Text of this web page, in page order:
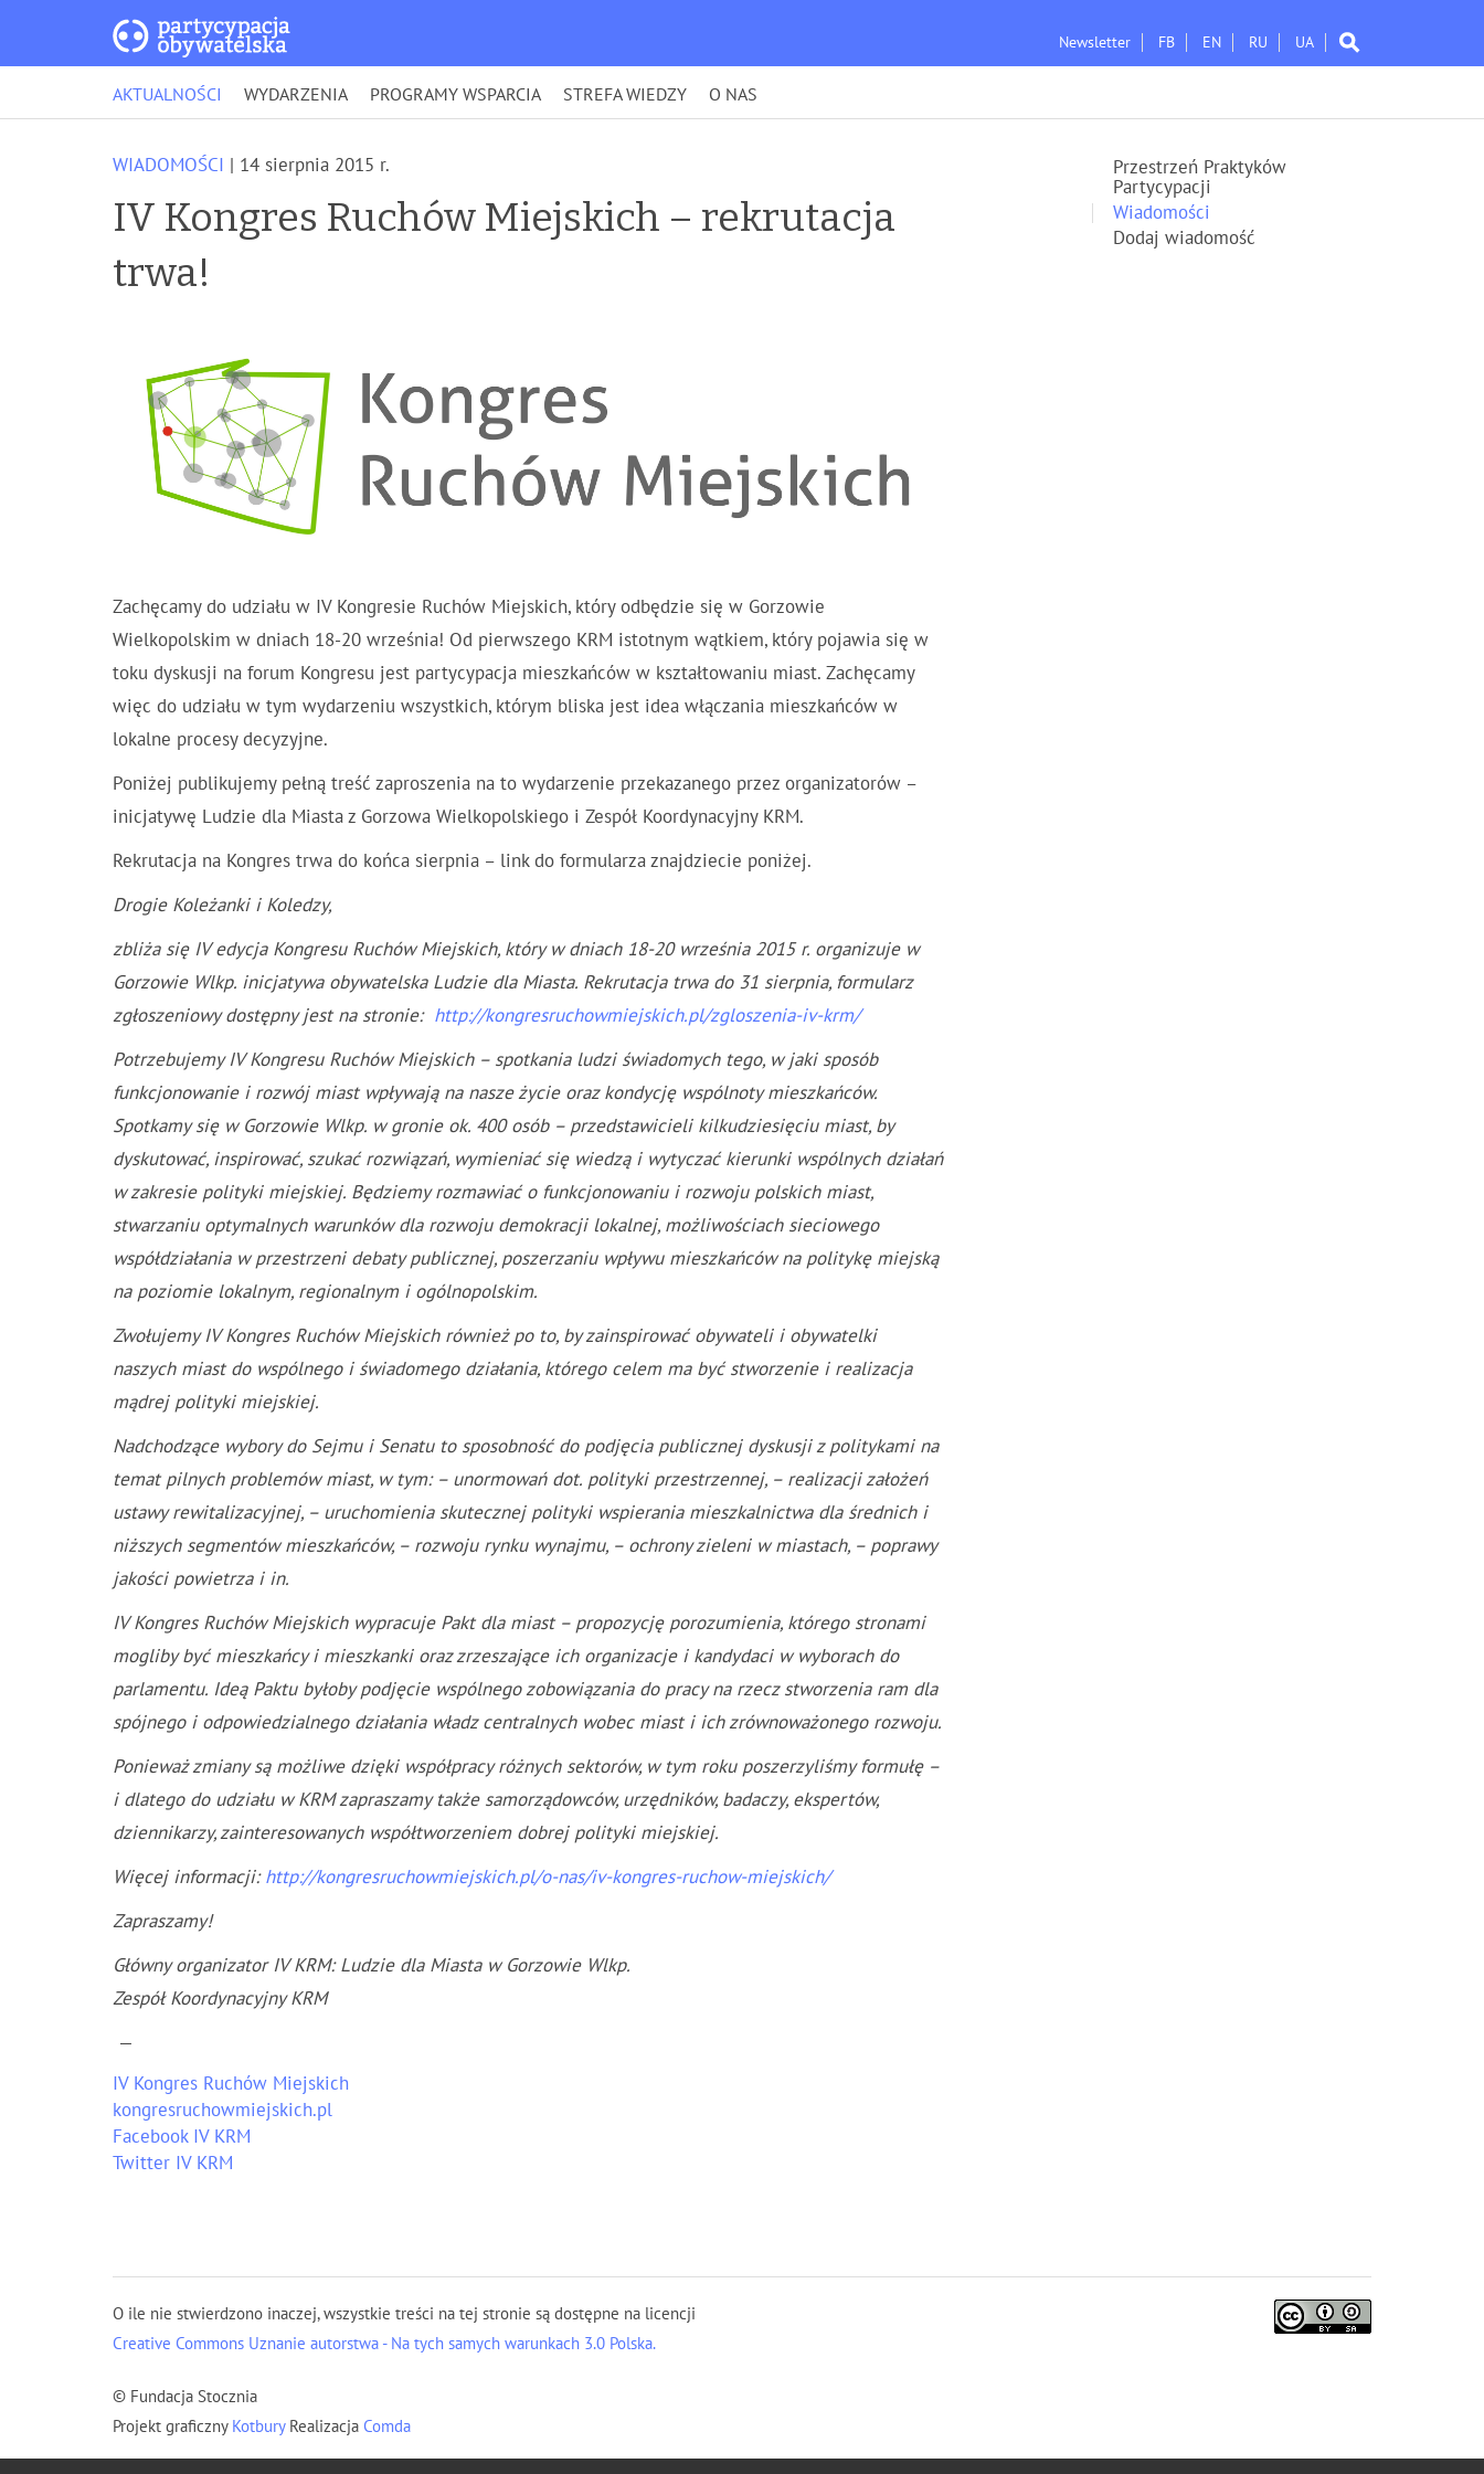
Newsletter FB EN RU UA
AKTUALNOŚCI WYDARZENIA PROGRAMY WSPARCIA STREFA WIEDZY O NAS
WIADOMOŚCI | 14 sierpnia 2015 r.
IV Kongres Ruchów Miejskich – rekrutacja
trwa!
Zachęcamy do udziału w IV Kongresie Ruchów Miejskich, który odbędzie się w Gorzowie
Wielkopolskim w dniach 18-20 września! Od pierwszego KRM istotnym wątkiem, który pojawia się w
toku dyskusji na forum Kongresu jest partycypacja mieszkańców w kształtowaniu miast. Zachęcamy
więc do udziału w tym wydarzeniu wszystkich, którym bliska jest idea włączania mieszkańców w
lokalne procesy decyzyjne.
Poniżej publikujemy pełną treść zaproszenia na to wydarzenie przekazanego przez organizatorów –
inicjatywę Ludzie dla Miasta z Gorzowa Wielkopolskiego i Zespół Koordynacyjny KRM.
Rekrutacja na Kongres trwa do końca sierpnia – link do formularza znajdziecie poniżej.
Drogie Koleżanki i Koledzy,
zbliża się IV edycja Kongresu Ruchów Miejskich, który w dniach 18-20 września 2015 r. organizuje w
Gorzowie Wlkp. inicjatywa obywatelska Ludzie dla Miasta. Rekrutacja trwa do 31 sierpnia, formularz
zgłoszeniowy dostępny jest na stronie: http://kongresruchowmiejskich.pl/zgloszenia-iv-krm/
Potrzebujemy IV Kongresu Ruchów Miejskich – spotkania ludzi świadomych tego, w jaki sposób
funkcjonowanie i rozwój miast wpływają na nasze życie oraz kondycję wspólnoty mieszkańców.
Spotkamy się w Gorzowie Wlkp. w gronie ok. 400 osób – przedstawicieli kilkudziesięciu miast, by
dyskutować, inspirować, szukać rozwiązań, wymieniać się wiedzą i wytyczać kierunki wspólnych działań
w zakresie polityki miejskiej. Będziemy rozmawiać o funkcjonowaniu i rozwoju polskich miast,
stwarzaniu optymalnych warunków dla rozwoju demokracji lokalnej, możliwościach sieciowego
współdziałania w przestrzeni debaty publicznej, poszerzaniu wpływu mieszkańców na politykę miejską
na poziomie lokalnym, regionalnym i ogólnopolskim.
Zwołujemy IV Kongres Ruchów Miejskich również po to, by zainspirować obywateli i obywatelki
naszych miast do wspólnego i świadomego działania, którego celem ma być stworzenie i realizacja
mądrej polityki miejskiej.
Nadchodzące wybory do Sejmu i Senatu to sposobność do podjęcia publicznej dyskusji z politykami na
temat pilnych problemów miast, w tym: – unormowań dot. polityki przestrzennej, – realizacji założeń
ustawy rewitalizacyjnej, – uruchomienia skutecznej polityki wspierania mieszkalnictwa dla średnich i
niższych segmentów mieszkańców, – rozwoju rynku wynajmu, – ochrony zieleni w miastach, – poprawy
jakości powietrza i in.
IV Kongres Ruchów Miejskich wypracuje Pakt dla miast – propozycję porozumienia, którego stronami
mogliby być mieszkańcy i mieszkanki oraz zrzeszające ich organizacje i kandydaci w wyborach do
parlamentu. Ideą Paktu byłoby podjęcie wspólnego zobowiązania do pracy na rzecz stworzenia ram dla
spójnego i odpowiedzialnego działania władz centralnych wobec miast i ich zrównoważonego rozwoju.
Ponieważ zmiany są możliwe dzięki współpracy różnych sektorów, w tym roku poszerzyliśmy formułę –
i dlatego do udziału w KRM zapraszamy także samorządowców, urzędników, badaczy, ekspertów,
dziennikarzy, zainteresowanych współtworzeniem dobrej polityki miejskiej.
Więcej informacji: http://kongresruchowmiejskich.pl/o-nas/iv-kongres-ruchow-miejskich/
Zapraszamy!
Główny organizator IV KRM: Ludzie dla Miasta w Gorzowie Wlkp.
Zespół Koordynacyjny KRM
—
IV Kongres Ruchów Miejskich
kongresruchowmiejskich.pl
Facebook IV KRM
Twitter IV KRM
Przestrzeń Praktyków
Partycypacji
Wiadomości
Dodaj wiadomość
O ile nie stwierdzono inaczej, wszystkie treści na tej stronie są dostępne na licencji
Creative Commons Uznanie autorstwa - Na tych samych warunkach 3.0 Polska.
© Fundacja Stocznia
Projekt graficzny Kotbury Realizacja Comda